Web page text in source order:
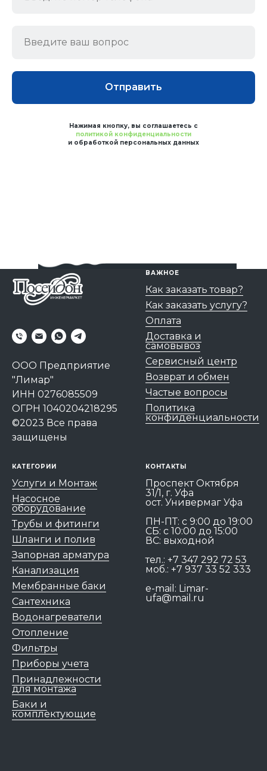
Отправить
Нажимая кнопку, вы соглашаетесь с
политикой конфиденциальности
и обработкой персональных данных
ООО Предприятие
"Лимар"
ИНН 0276085509
ОГРН 1040204218295
©2023 Все права
защищены
ВАЖНОЕ
Как заказать товар?
Как заказать услугу?
Оплата
Доставка и
самовывоз
Сервисный центр
Возврат и обмен
Частые вопросы
Политика
конфиденциальности
КАТЕГОРИИ
Услуги и Монтаж
Насосное
оборудование
Трубы и фитинги
Шланги и полив
Запорная арматура
Канализация
Мембранные баки
Сантехника
Водонагреватели
Отопление
Фильтры
Приборы учета
Принадлежности
для монтажа
Баки и
комплектующие
КОНТАКТЫ
Проспект Октября
31/1, г. Уфа
ост. Универмаг Уфа
ПН-ПТ: c 9:00 до 19:00
СБ: с 10:00 до 15:00
ВС: выходной
тел.: +7 347 292 72 53
моб.: +7 937 33 52 333
e-mail: Limar-
ufa@mail.ru